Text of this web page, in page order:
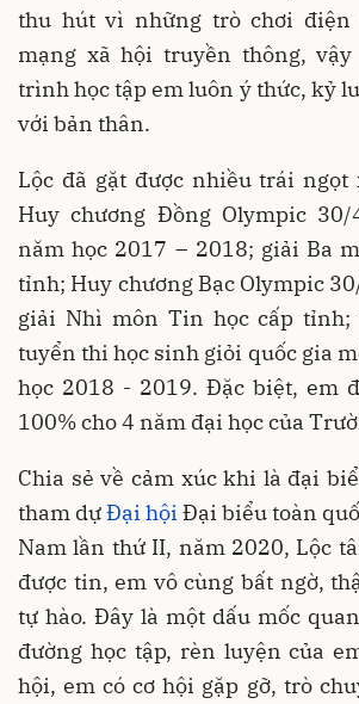
thu hút vì những trò chơi
mạng xã hội truyền thông,
trình học tập em luôn ý thức, kỷ
với bản thân.
Lộc đã gặt được nhiều trái ngọt
Huy chương Đồng Olympic
năm học 2017 – 2018; giải Ba
tỉnh; Huy chương Bạc Olympic
giải Nhì môn Tin học cấp
tuyển thi học sinh giỏi quốc gia
học 2018 - 2019. Đặc biệt, em
100% cho 4 năm đại học của
Chia sẻ về cảm xúc khi là đại
tham dựĐại hội Đại biểu toàn
Nam lần thứ II, năm 2020, Lộc
được tin, em vô cùng bất ngờ,
tự hào. Đây là một dấu mốc
đường học tập, rèn luyện của
hội, em có cơ hội gặp gỡ, trò